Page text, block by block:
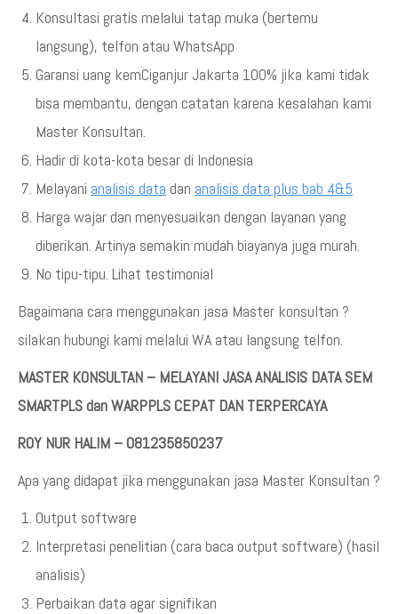
Konsultasi gratis melalui tatap muka (bertemu
langsung), telfon atau WhatsApp
Garansi uang kemCiganjur Jakarta 100% jika kami tidak
bisa membantu, dengan catatan karena kesalahan kami
Master Konsultan.
Hadir di kota-kota besar di Indonesia
Melayani analisis data dan analisis data plus bab 4&5
Harga wajar dan menyesuaikan dengan layanan yang
diberikan. Artinya semakin mudah biayanya juga murah.
No tipu-tipu. Lihat testimonial
Bagaimana cara menggunakan jasa Master konsultan ?
silakan hubungi kami melalui WA atau langsung telfon.
MASTER KONSULTAN – MELAYANI JASA ANALISIS DATA SEM
SMARTPLS dan WARPPLS CEPAT DAN TERPERCAYA
ROY NUR HALIM – 081235850237
Apa yang didapat jika menggunakan jasa Master Konsultan ?
Output software
Interpretasi penelitian (cara baca output software) (hasil
analisis)
Perbaikan data agar signifikan